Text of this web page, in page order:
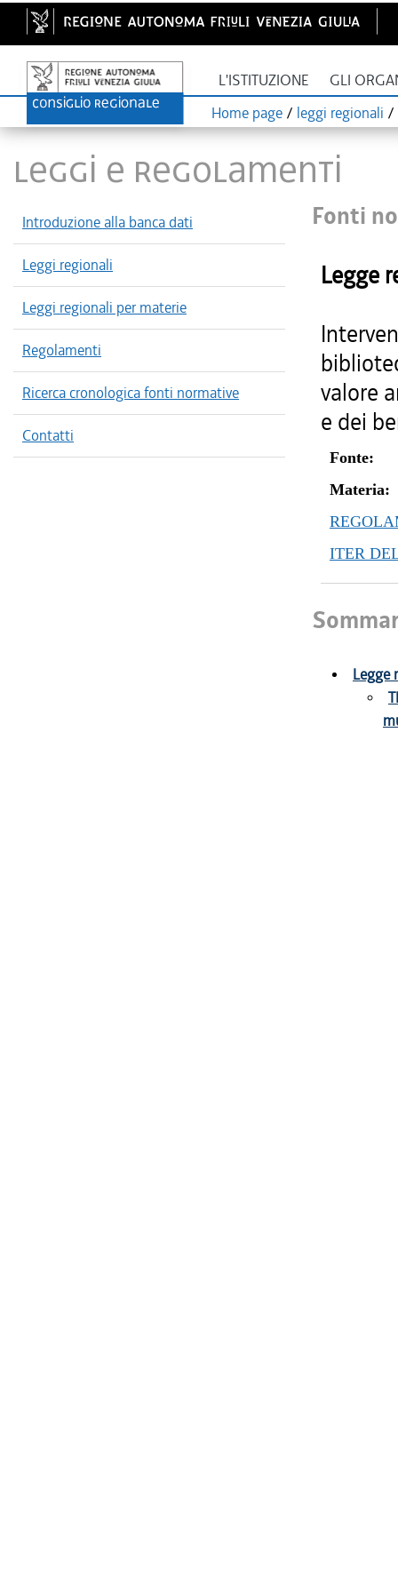
L'ISTITUZIONE GLI
Home page / leggi regionali /
LEGGI E REGOLAMENTI
Introduzione alla banca dati
Leggi regionali
Leggi regionali per materie
Regolamenti
Ricerca cronologica fonti normative
Contatti
Fonti
Legge
valore
e dei
Fonte:
Materia:
ITER
Legge